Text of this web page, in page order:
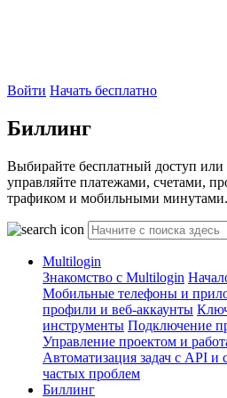
Войти Начать бесплатно
Биллинг
Выбирайте бесплатный доступ
управляйте платежами, счетами,
трафиком и мобильными минутами.
Multilogin
Знакомство с Multilogin
Мобильные телефоны и
профили и веб-аккаунты
инструменты Подключение
Управление проектом и
Автоматизация задач с API и
частых проблем
Биллинг